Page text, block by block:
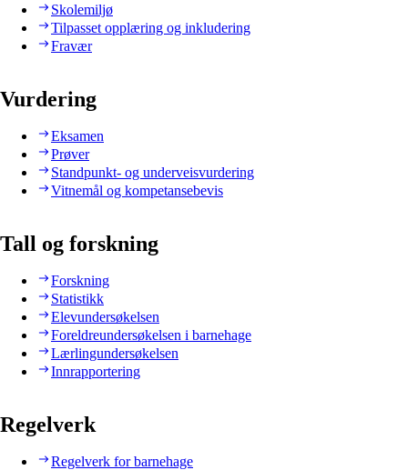
Skolemiljø
Tilpasset opplæring og inkludering
Fravær
Vurdering
Eksamen
Prøver
Standpunkt- og underveisvurdering
Vitnemål og kompetansebevis
Tall og forskning
Forskning
Statistikk
Elevundersøkelsen
Foreldreundersøkelsen i barnehage
Lærlingundersøkelsen
Innrapportering
Regelverk
Regelverk for barnehage